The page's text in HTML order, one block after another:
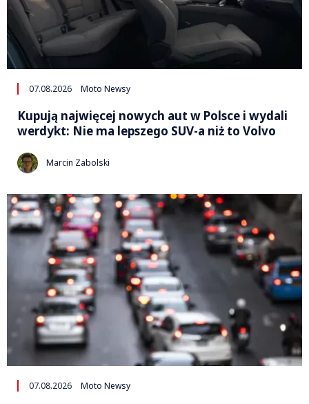
07.08.2026 Moto Newsy
Kupują najwięcej nowych aut w Polsce i wydali
werdykt: Nie ma lepszego SUV-a niż to Volvo
Marcin Zabolski
07.08.2026 Moto Newsy